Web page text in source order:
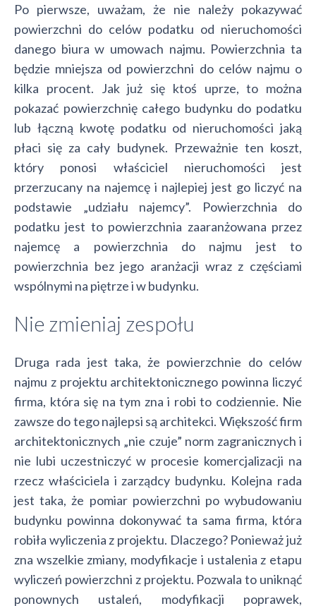
Po pierwsze, uważam, że nie należy pokazywać
powierzchni do celów podatku od nieruchomości
danego biura w umowach najmu. Powierzchnia ta
będzie mniejsza od powierzchni do celów najmu o
kilka procent. Jak już się ktoś uprze, to można
pokazać powierzchnię całego budynku do podatku
lub łączną kwotę podatku od nieruchomości jaką
płaci się za cały budynek. Przeważnie ten koszt,
który ponosi właściciel nieruchomości jest
przerzucany na najemcę i najlepiej jest go liczyć na
podstawie „udziału najemcy”. Powierzchnia do
podatku jest to powierzchnia zaaranżowana przez
najemcę a powierzchnia do najmu jest to
powierzchnia bez jego aranżacji wraz z częściami
wspólnymi na piętrze i w budynku.
Nie zmieniaj zespołu
Druga rada jest taka, że powierzchnie do celów
najmu z projektu architektonicznego powinna liczyć
firma, która się na tym zna i robi to codziennie. Nie
zawsze do tego najlepsi są architekci. Większość firm
architektonicznych „nie czuje” norm zagranicznych i
nie lubi uczestniczyć w procesie komercjalizacji na
rzecz właściciela i zarządcy budynku. Kolejna rada
jest taka, że pomiar powierzchni po wybudowaniu
budynku powinna dokonywać ta sama firma, która
robiła wyliczenia z projektu. Dlaczego? Ponieważ już
zna wszelkie zmiany, modyfikacje i ustalenia z etapu
wyliczeń powierzchni z projektu. Pozwala to uniknąć
ponownych ustaleń, modyfikacji poprawek,